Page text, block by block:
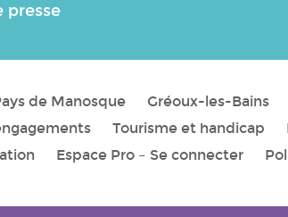
presse
de Manosque Gréoux-les-Bains
Tourisme et handicap
Espace Pro – Se connecter